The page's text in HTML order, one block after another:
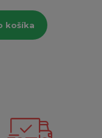
košíka